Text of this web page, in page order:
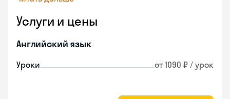
Услуги и цены
Английский язык
Уроки от 1090 ₽ / урок